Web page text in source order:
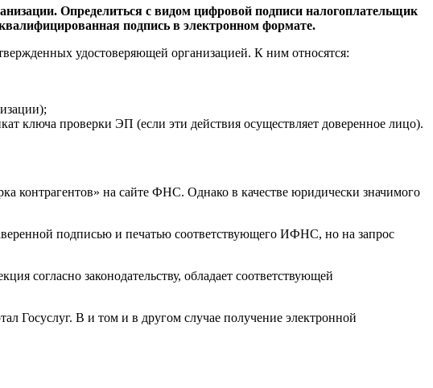
Определиться с видом цифровой подписи налогоплательщик
подпись в электронном формате.
удостоверяющей организацией. К ним относятся:
ключа проверки ЭП (если эти действия осуществляет доверенное лицо).
на сайте ФНС. Однако в качестве юридически значимого
подписью и печатью соответствующего ИФНС, но на запрос
согласно законодательству, обладает соответствующей
Госуслуг. В и том и в другом случае получение электронной